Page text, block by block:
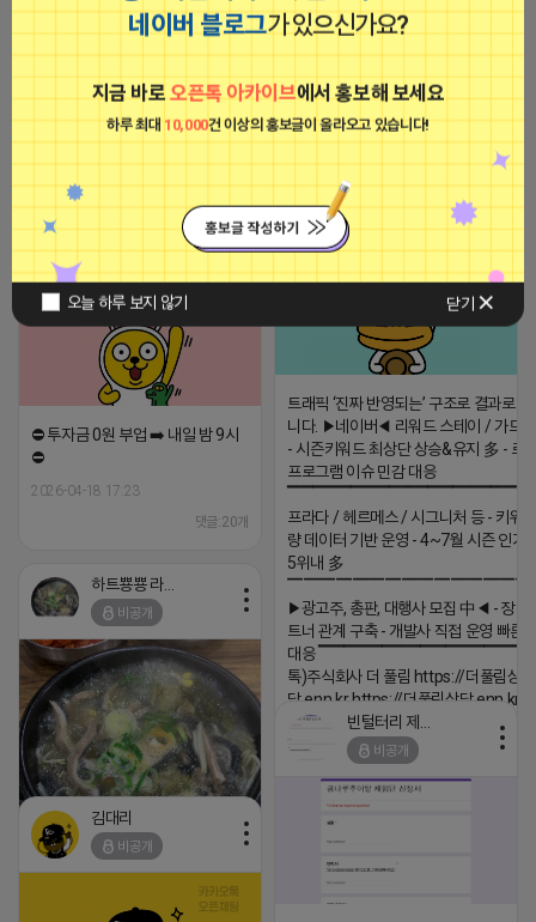
네이버 블로그가 있으신가요?
지금 바로오픈톡 아카이브에서 홍보해 보세요
하루 최대 10,000건 이상의 홍보글이 올라오고 있습니다!
오늘 하루 보지 않기 닫기
☆광고 청정지역☆ 복잡한 광고 홍
면 누구든 오세요.
2026-04-15 21:24
티비 보는 라이언
트래픽 ‘진짜 반영되는’ 구조로 결과로
니다. ▶네이버◀ 리워드 스테이 / 가드 /
- 시즌키워드 최상단 상승&유지 多 - 로
프로그램 이슈 민감 대응
▔▔▔▔▔▔▔▔▔▔▔▔▔▔▔▔▔▔ ▶
프라다 / 헤르메스 / 시그니처 등 - 키워
량 데이터 기반 운영 - 4~7월 시즌 인기
5위내 多
▶광고주, 총판, 대행사 모집 中◀ - 장기
트너 관계 구축 - 개발사 직접 운영 빠른
대응
톡)주식회사 더 풀림 https://더풀림상
담.enn.kr https://더풀림상담.enn.kr
2026-04-18 17:26
비공개
⛔️ 투자금 0원 부업 ➡️ 내일 밤 9시
⛔️
2026-04-18 17:23
댓글:20개
하트뿅뿅 라이언
비공개
https://m.blog.naver.com/wlgus1647/224253846149
비공개
김대리
비공개